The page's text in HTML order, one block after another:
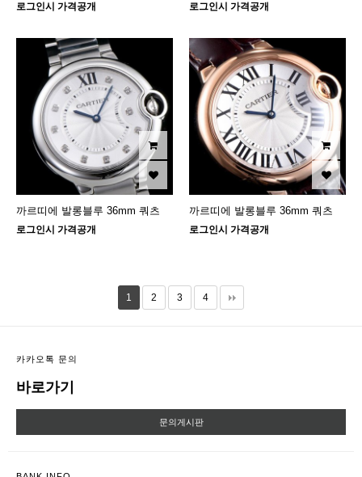
로그인시 가격공개 로그인시 가격공개
까르띠에 발롱블루 36mm 쿼츠
로그인시 가격공개
까르띠에 발롱블루 36mm 쿼츠
로그인시 가격공개
1 2 3 4
카카오톡 문의
바로가기
문의게시판